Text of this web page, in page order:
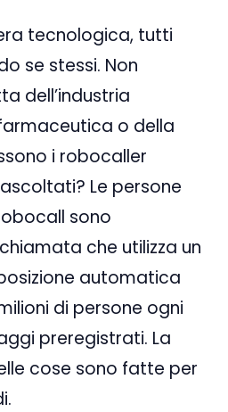
tecnologica, tutti
se stessi. Non
dell’industria
o della
i robocaller
Le persone
sono
che utilizza un
automatica
di persone ogni
preregistrati. La
cose sono fatte per